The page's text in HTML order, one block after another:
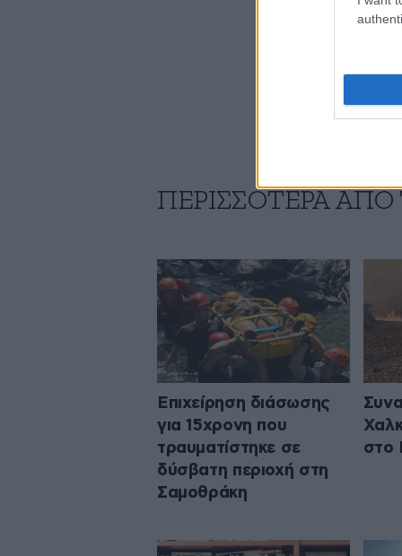
ΠΕΡΙΣΣΟΤΕΡΑ
Επιχείρηση διάσωσης
για 15χρονη που
τραυματίστηκε σε
δύσβατη περιοχή στη
Σαμοθράκη
στο